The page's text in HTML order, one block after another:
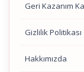
Geri Kazanım
Gizlilik Politikası
Hakkımızda